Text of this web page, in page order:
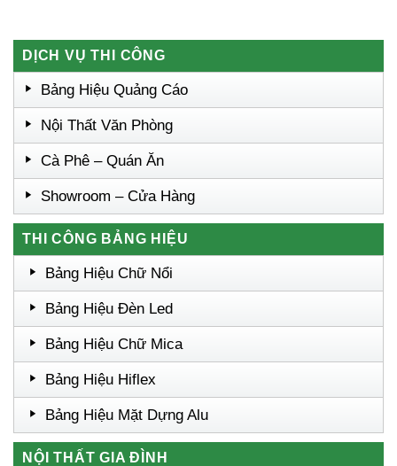
DỊCH VỤ THI CÔNG
Bảng Hiệu Quảng Cáo
Nội Thất Văn Phòng
Cà Phê – Quán Ăn
Showroom – Cửa Hàng
THI CÔNG BẢNG HIỆU
Bảng Hiệu Chữ Nổi
Bảng Hiệu Đèn Led
Bảng Hiệu Chữ Mica
Bảng Hiệu Hiflex
Bảng Hiệu Mặt Dựng Alu
NỘI THẤT GIA ĐÌNH